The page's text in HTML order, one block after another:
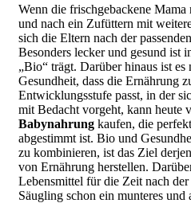
Wenn die frischgebackene
und nach ein Zufüttern mit
sich die Eltern nach der
Besonders lecker und gesund ist
„Bio“ trägt. Darüber hinaus ist
Gesundheit, dass die Ernährung
Entwicklungsstufe passt, in der
mit Bedacht vorgeht, kann heute
Babynahrung kaufen, die
abgestimmt ist. Bio und
zu kombinieren, ist das Ziel
von Ernährung herstellen.
Lebensmittel für die Zeit nach
Säugling schon ein munteres